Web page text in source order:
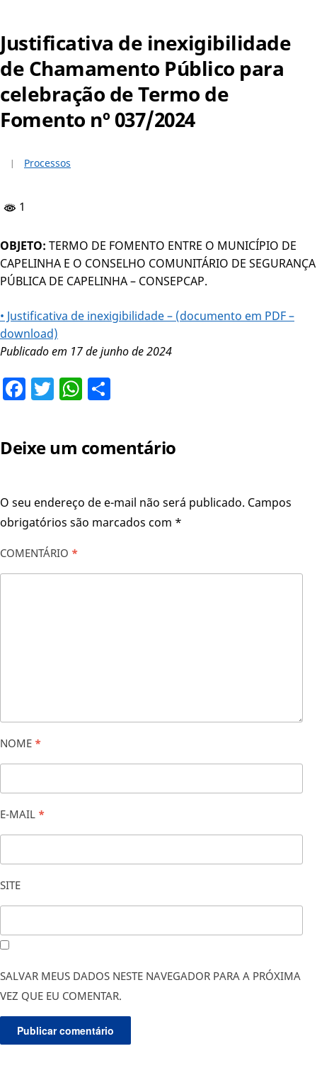
Justificativa de inexigibilidade
de Chamamento Público para
celebração de Termo de
Fomento nº 037/2024
Processos
1
OBJETO: TERMO DE FOMENTO ENTRE O MUNICÍPIO DE
CAPELINHA E O CONSELHO COMUNITÁRIO DE SEGURANÇA
PÚBLICA DE CAPELINHA – CONSEPCAP.
• Justificativa de inexigibilidade – (documento em PDF –
download)
Publicado em 17 de junho de 2024
Facebook
TwitterWhatsApp
Deixe um comentário
O seu endereço de e-mail não será publicado. Campos
obrigatórios são marcados com *
COMENTÁRIO *
NOME *
E-MAIL *
SITE
SALVAR MEUS DADOS NESTE NAVEGADOR PARA A PRÓXIMA
VEZ QUE EU COMENTAR.